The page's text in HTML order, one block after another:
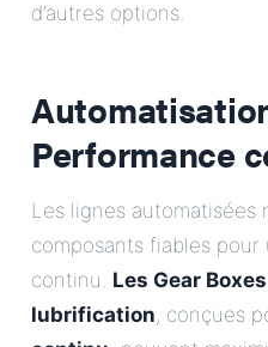
d’autres options.
Performance
Les lignes automatisées
composants fiables
continu. Les Gear
lubrification, conçues